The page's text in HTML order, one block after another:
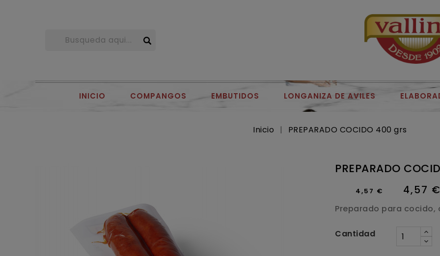
INICIO COMPANGOS EMBUTIDOS LONGANIZA DE AVILES
Inicio PREPARADO COCIDO 400 grs
PREPARADO
4,57 € 4,57 €
Preparado para
Cantidad